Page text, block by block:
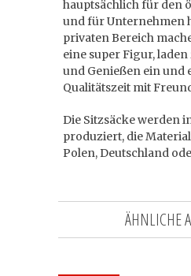
hauptsächlich für den
und für Unternehmen
privaten Bereich
eine super Figur,
und Genießen ein und
Qualitätszeit mit
Die Sitzsäcke werden
produziert, die
Polen, Deutschland
ÄHNLICHE